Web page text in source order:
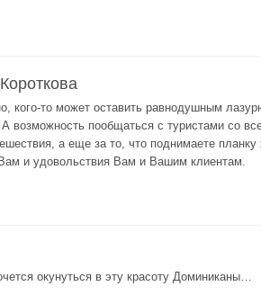
кого-то может оставить равнодушным
возможность пообщаться с туристами со
а еще за то, что поднимаете планку
и удовольствия Вам и Вашим клиентам.
окунуться в эту красоту Доминиканы…